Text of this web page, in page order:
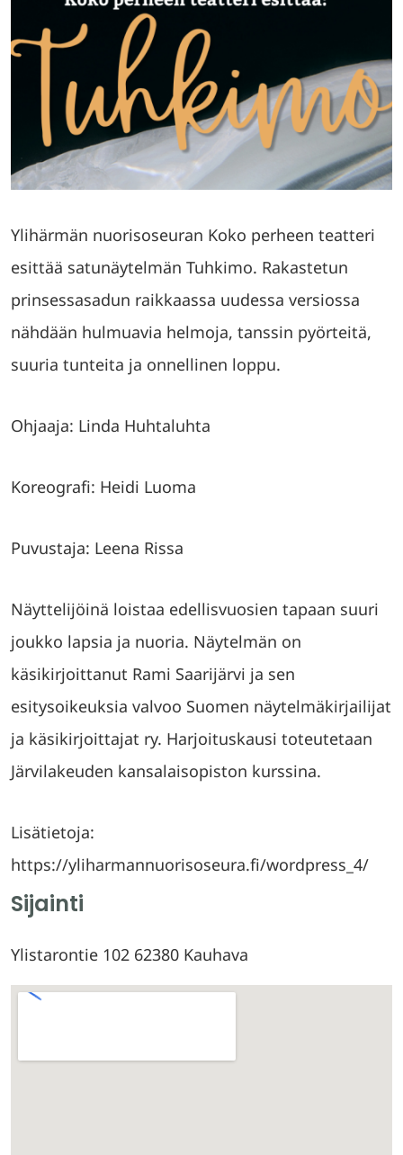
Ylihärmän nuorisoseuran Koko perheen teatteri
esittää satunäytelmän Tuhkimo. Rakastetun
prinsessasadun raikkaassa uudessa versiossa
nähdään hulmuavia helmoja, tanssin pyörteitä,
suuria tunteita ja onnellinen loppu.
Ohjaaja: Linda Huhtaluhta
Koreografi: Heidi Luoma
Puvustaja: Leena Rissa
Näyttelijöinä loistaa edellisvuosien tapaan suuri
joukko lapsia ja nuoria. Näytelmän on
käsikirjoittanut Rami Saarijärvi ja sen
esitysoikeuksia valvoo Suomen näytelmäkirjailijat
ja käsikirjoittajat ry. Harjoituskausi toteutetaan
Järvilakeuden kansalaisopiston kurssina.
Lisätietoja:
https://yliharmannuorisoseura.fi/wordpress_4/
Sijainti
Ylistarontie 102 62380 Kauhava